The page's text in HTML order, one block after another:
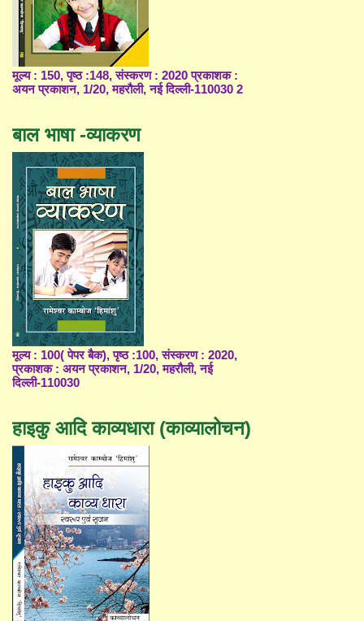
मूल्य : 150, पृष्ठ :148, संस्करण : 2020 प्रकाशक :
अयन प्रकाशन, 1/20, महरौली, नई दिल्ली-110030 2
बाल भाषा -व्याकरण
मूल्य : 100( पेपर बैक), पृष्ठ :100, संस्करण : 2020,
प्रकाशक : अयन प्रकाशन, 1/20, महरौली, नई
दिल्ली-110030
हाइकु आदि काव्यधारा (काव्यालोचन)